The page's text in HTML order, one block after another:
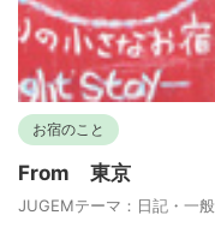
お宿のこと
From 東京
JUGEMテーマ：日記・一般